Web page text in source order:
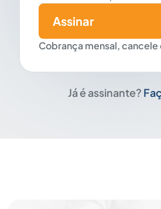
Cobrança mensal,
Assinar
Já é assinante?